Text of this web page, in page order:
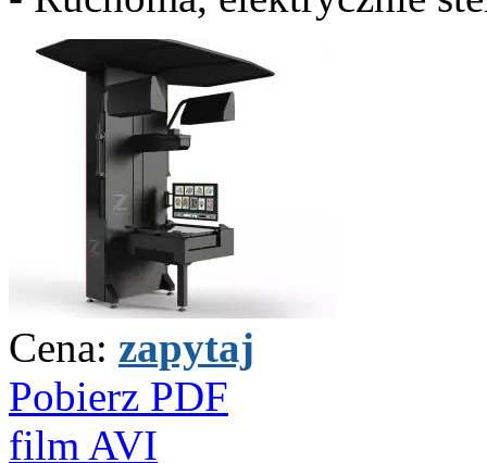
Cena: zapytaj
Pobierz PDF
film AVI